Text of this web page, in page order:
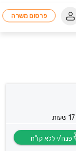
פרסום משרה